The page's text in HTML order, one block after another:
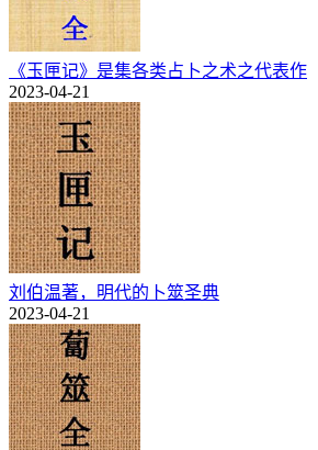
《玉匣记》是集各类占卜之术之代表作
2023-04-21
刘伯温著，明代的卜筮圣典
2023-04-21